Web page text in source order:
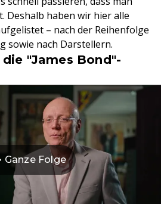
Deshalb haben wir hier alle
– nach der Reihenfolge
sowie nach Darstellern.
"James Bond"-
Ganze Folge